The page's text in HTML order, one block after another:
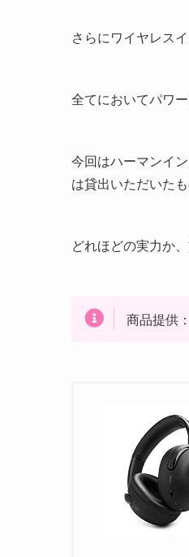
さらにワイヤレス
全てにおいてパワ
今回はハーマンイ
は貸出いただいたも
どれほどの実力か
商品提供